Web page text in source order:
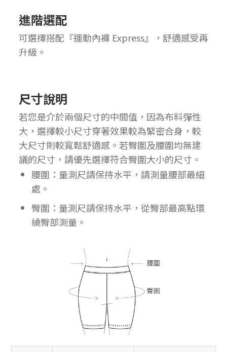
進階選配
可選擇搭配『運動內褲 Express』，舒適感受再
升級。
尺寸說明
若您是介於兩個尺寸的中間值，因為布料彈性
大，選擇較小尺寸穿著效果較為緊密合身，較
大尺寸則較寬鬆舒適感。若臀圍及腰圍均無建
議的尺寸，請優先選擇符合臀圍大小的尺寸。
腰圍：量測尺請保持水平，請測量腰部最細
處。
臀圍：量測尺請保持水平，從臀部最高點環
繞臀部測量。